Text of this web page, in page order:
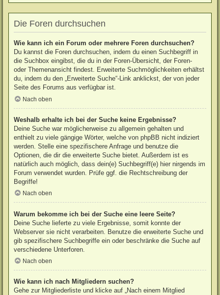
Die Foren durchsuchen
Wie kann ich ein Forum oder mehrere Foren durchsuchen?
Du kannst die Foren durchsuchen, indem du einen Suchbegriff in
die Suchbox eingibst, die du in der Foren-Übersicht, der Foren-
oder Themenansicht findest. Erweiterte Suchmöglichkeiten erhältst
du, indem du den „Erweiterte Suche“-Link anklickst, der von jeder
Seite des Forums aus verfügbar ist.
Nach oben
Weshalb erhalte ich bei der Suche keine Ergebnisse?
Deine Suche war möglicherweise zu allgemein gehalten und
enthielt zu viele gängige Wörter, welche von phpBB nicht indiziert
werden. Stelle eine spezifischere Anfrage und benutze die
Optionen, die dir die erweiterte Suche bietet. Außerdem ist es
natürlich auch möglich, dass dein(e) Suchbegriff(e) hier nirgends im
Forum verwendet wurden. Prüfe ggf. die Rechtschreibung der
Begriffe!
Nach oben
Warum bekomme ich bei der Suche eine leere Seite?
Deine Suche lieferte zu viele Ergebnisse, somit konnte der
Webserver sie nicht verarbeiten. Benutze die erweiterte Suche und
gib spezifischere Suchbegriffe ein oder beschränke die Suche auf
verschiedene Unterforen.
Nach oben
Wie kann ich nach Mitgliedern suchen?
Gehe zur Mitgliederliste und klicke auf „Nach einem Mitglied